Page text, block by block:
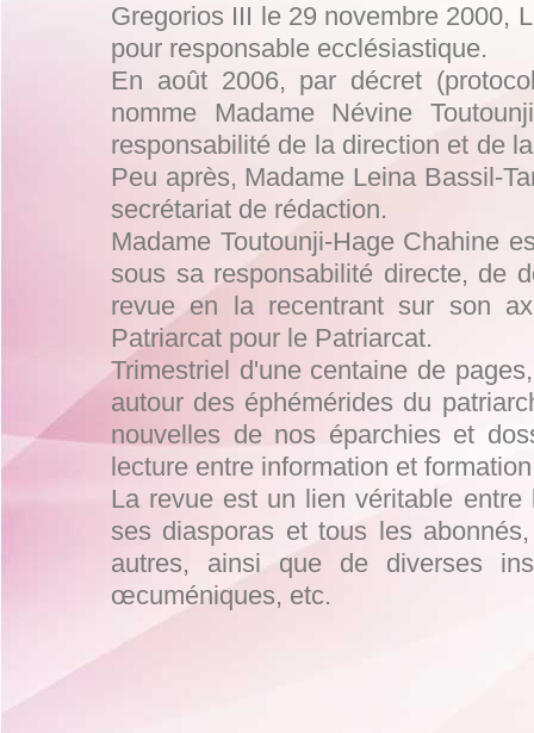
Gregorios III le 29 novembre 2000,
pour responsable ecclésiastique.
En août 2006, par décret
nomme Madame Névine
responsabilité de la direction et de
Peu après, Madame Leina Bassil-
secrétariat de rédaction.
Madame Toutounji-Hage Chahine
sous sa responsabilité directe, de
revue en la recentrant sur son
Patriarcat pour le Patriarcat.
Trimestriel d'une centaine de
autour des éphémérides du
nouvelles de nos éparchies et
lecture entre information et
La revue est un lien véritable
ses diasporas et tous les
autres, ainsi que de diverses
œcuméniques, etc.